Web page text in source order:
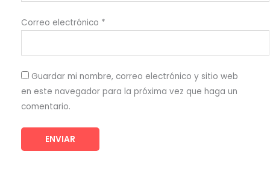
Correo electrónico *
Guardar mi nombre, correo electrónico y sitio web
en este navegador para la próxima vez que haga un
comentario.